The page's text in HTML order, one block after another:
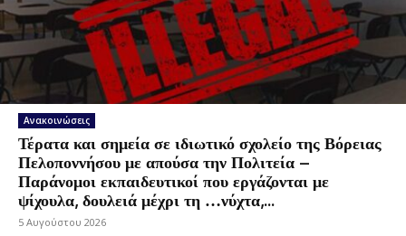
Ανακοινώσεις
Τέρατα και σημεία σε ιδιωτικό σχολείο της Βόρειας
Πελοποννήσου με απούσα την Πολιτεία –
Παράνομοι εκπαιδευτικοί που εργάζονται με
ψίχουλα, δουλειά μέχρι τη …νύχτα,...
5 Αυγούστου 2026